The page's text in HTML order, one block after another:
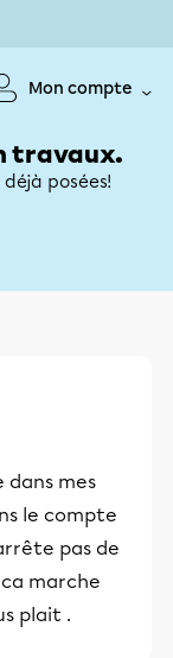
Mon compte
travaux.
posées!
mes
le compte
pas de
marche
plait .